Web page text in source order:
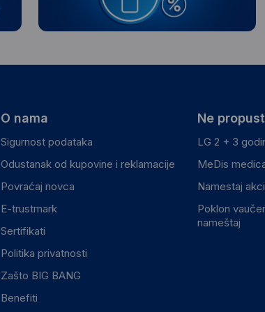
O nama
Sigurnost podataka
Odustanak od kupovine i reklamacije
Povraćaj novca
E-trustmark
Sertifikati
Politika privatnosti
Zašto BIG BANG
Benefiti
Ne
LG 2 + 3
MeDis
Namestaj
Poklon
nameštaj